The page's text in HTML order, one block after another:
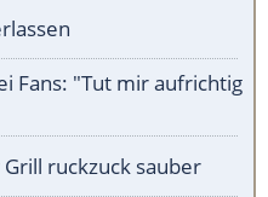
Fans: "Tut mir aufrichtig
ruckzuck sauber